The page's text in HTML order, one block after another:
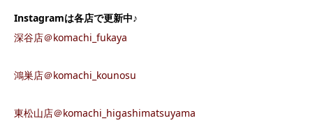
Instagramは各店で更新中♪
深谷店＠komachi_fukaya
鴻巣店＠komachi_kounosu
東松山店＠komachi_higashimatsuyama